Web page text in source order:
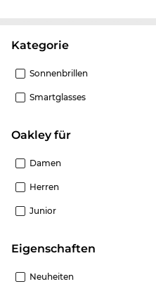
Kategorie
Sonnenbrillen
Smartglasses
Oakley für
Damen
Herren
Junior
Eigenschaften
Neuheiten